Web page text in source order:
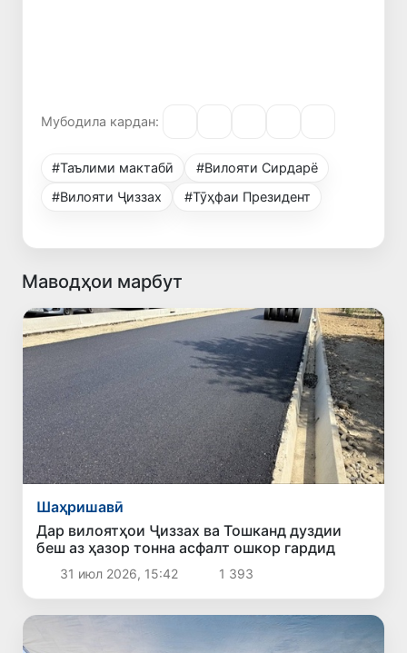
Мубодила кардан:
#Таълими мактабӣ
#Вилояти Сирдарё
#Вилояти Ҷиззах
#Тӯҳфаи Президент
Маводҳои марбут
Шаҳришавӣ
Дар вилоятҳои Ҷиззах ва Тошканд дуздии
беш аз ҳазор тонна асфалт ошкор гардид
31 июл 2026, 15:42 1 393